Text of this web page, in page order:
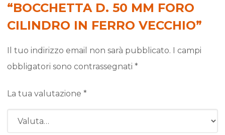
“BOCCHETTA D. 50 MM FORO
CILINDRO IN FERRO VECCHIO”
Il tuo indirizzo email non sarà pubblicato. I campi
obbligatori sono contrassegnati *
La tua valutazione *